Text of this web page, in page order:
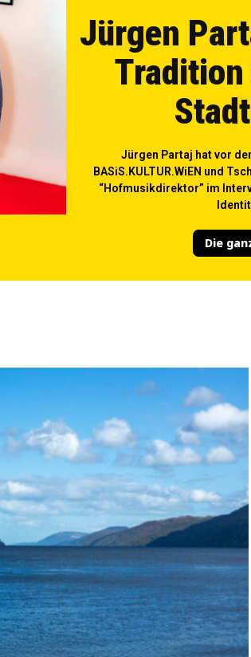
Jürgen
Jürgen Partaj hat vor
BASiS.KULTUR.WiEN und
“Hofmusikdirektor” im
Die